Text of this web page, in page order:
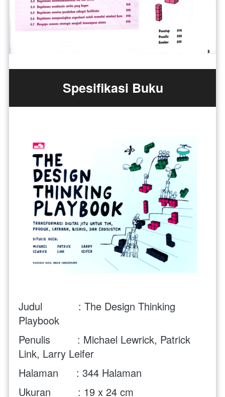
Spesifikasi Buku
Judul            : The Design Thinking
Playbook
Penulis         : Michael Lewrick, Patrick
Link, Larry Leifer
Halaman      : 344 Halaman
Ukuran         : 19 x 24 cm